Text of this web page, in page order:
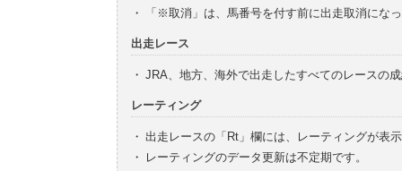
・
「※取消」は、馬番号を付す前に出走取消にな
出走レース
・ JRA、地方、海外で出走したすべてのレースの
レーティング
・ 出走レースの「Rt」欄には、レーティングが表
・
レーティングのデータ更新は不定期です。